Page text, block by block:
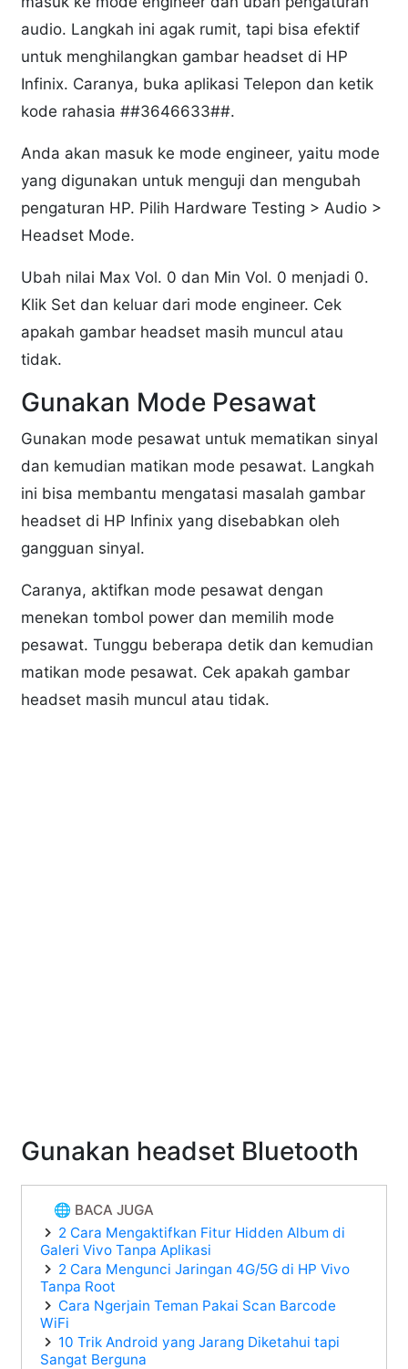
audio. Langkah ini agak rumit, tapi bisa efektif
untuk menghilangkan gambar headset di HP
Infinix. Caranya, buka aplikasi Telepon dan ketik
kode rahasia ##3646633##.
Anda akan masuk ke mode engineer, yaitu mode
yang digunakan untuk menguji dan mengubah
pengaturan HP. Pilih Hardware Testing > Audio >
Headset Mode.
Ubah nilai Max Vol. 0 dan Min Vol. 0 menjadi 0.
Klik Set dan keluar dari mode engineer. Cek
apakah gambar headset masih muncul atau
tidak.
Gunakan Mode Pesawat
Gunakan mode pesawat untuk mematikan sinyal
dan kemudian matikan mode pesawat. Langkah
ini bisa membantu mengatasi masalah gambar
headset di HP Infinix yang disebabkan oleh
gangguan sinyal.
Caranya, aktifkan mode pesawat dengan
menekan tombol power dan memilih mode
pesawat. Tunggu beberapa detik dan kemudian
matikan mode pesawat. Cek apakah gambar
headset masih muncul atau tidak.
Gunakan headset Bluetooth
🌐 BACA JUGA
2 Cara Mengaktifkan Fitur Hidden Album di
Galeri Vivo Tanpa Aplikasi
2 Cara Mengunci Jaringan 4G/5G di HP Vivo
Tanpa Root
Cara Ngerjain Teman Pakai Scan Barcode
WiFi
10 Trik Android yang Jarang Diketahui tapi
Sangat Berguna